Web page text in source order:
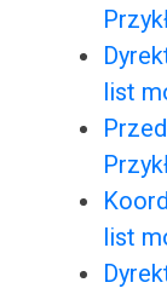
list
list